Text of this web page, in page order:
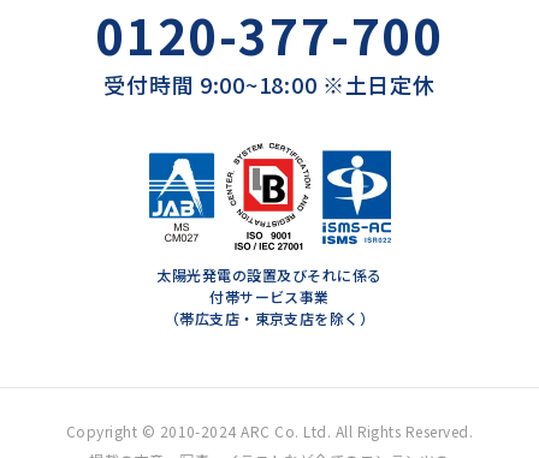
0120-377-700
受付時間 9:00~18:00 ※土日定休
太陽光発電の設置及びそれに係る
付帯サービス事業
（帯広支店・東京支店を除く）
Copyright © 2010-2024 ARC Co. Ltd. All Rights Reserved.